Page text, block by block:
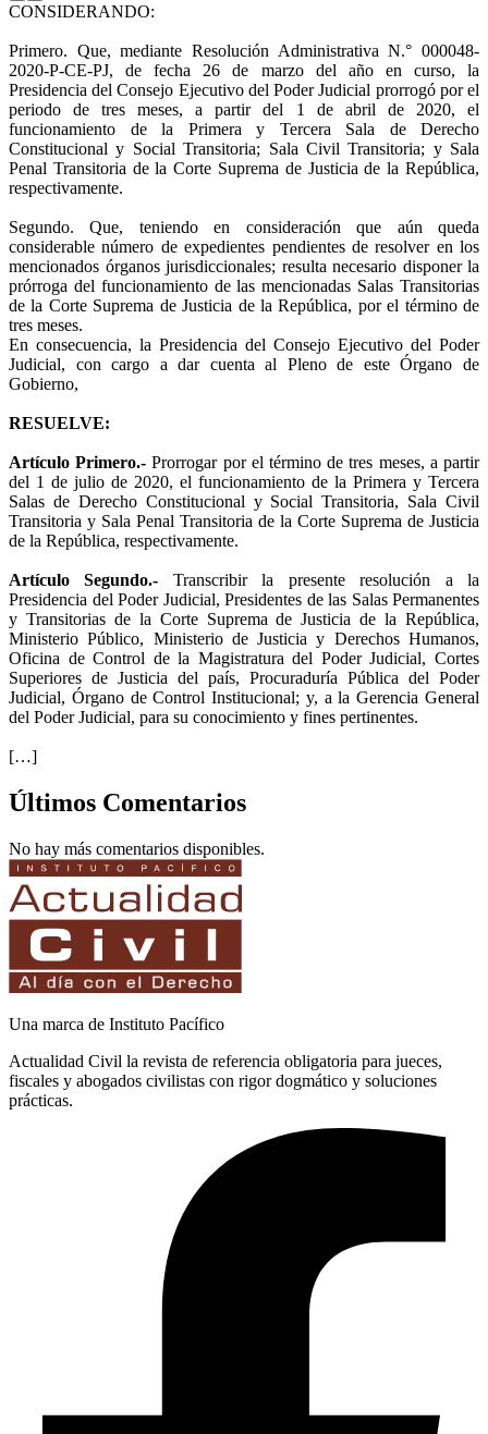
CONSIDERANDO:
Primero. Que, mediante Resolución Administrativa N.° 000048-
2020-P-CE-PJ, de fecha 26 de marzo del año en curso, la
Presidencia del Consejo Ejecutivo del Poder Judicial prorrogó por el
periodo de tres meses, a partir del 1 de abril de 2020, el
funcionamiento de la Primera y Tercera Sala de Derecho
Constitucional y Social Transitoria; Sala Civil Transitoria; y Sala
Penal Transitoria de la Corte Suprema de Justicia de la República,
respectivamente.
Segundo.Que, teniendo en consideración que aún queda
considerable número de expedientes pendientes de resolver en los
mencionados órganos jurisdiccionales; resulta necesario disponer la
prórroga del funcionamiento de las mencionadas Salas Transitorias
de la Corte Suprema de Justicia de la República, por el término de
tres meses.
En consecuencia, la Presidencia del Consejo Ejecutivo del Poder
Judicial, con cargo a dar cuenta al Pleno de este Órgano de
Gobierno,
RESUELVE:
Artículo Primero.- Prorrogar por el término de tres meses, a partir
del 1 de julio de 2020, el funcionamiento de la Primera y Tercera
Salas de Derecho Constitucional y Social Transitoria, Sala Civil
Transitoria y Sala Penal Transitoria de la Corte Suprema de Justicia
de la República, respectivamente.
Artículo Segundo.- Transcribir la presente resolución a la
Presidencia del Poder Judicial, Presidentes de las Salas Permanentes
y Transitorias de la Corte Suprema de Justicia de la República,
Ministerio Público, Ministerio de Justicia y Derechos Humanos,
Oficina de Control de la Magistratura del Poder Judicial, Cortes
Superiores de Justicia del país, Procuraduría Pública del Poder
Judicial, Órgano de Control Institucional; y, a la Gerencia General
del Poder Judicial, para su conocimiento y fines pertinentes.
[…]
Últimos Comentarios
No hay más comentarios disponibles.
Una marca de Instituto Pacífico
Actualidad Civil la revista de referencia obligatoria para jueces,
fiscales y abogados civilistas con rigor dogmático y soluciones
prácticas.